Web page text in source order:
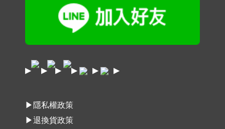
▶ ▶ ▶ ▶ ▶ ▶
▶隱私權政策
▶退換貨政策